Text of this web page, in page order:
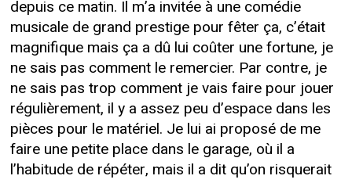
depuis ce matin. Il m’a invitée à une comédie
musicale de grand prestige pour fêter ça, c’était
magnifique mais ça a dû lui coûter une fortune, je
ne sais pas comment le remercier. Par contre, je
ne sais pas trop comment je vais faire pour jouer
régulièrement, il y a assez peu d’espace dans les
pièces pour le matériel. Je lui ai proposé de me
faire une petite place dans le garage, où il a
l’habitude de répéter, mais il a dit qu’on risquerait